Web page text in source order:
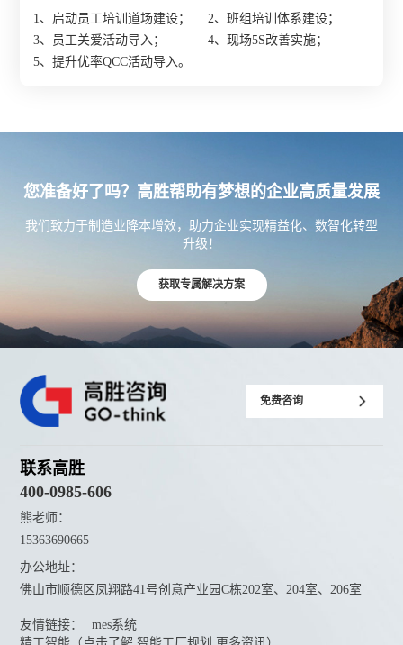
1、启动员工培训道场建设；
2、班组培训体系建设；
3、员工关爱活动导入；
4、现场5S改善实施；
5、提升优率QCC活动导入。
您准备好了吗？高胜帮助有梦想的企业高质量发展
我们致力于制造业降本增效，助力企业实现精益化、数智化转型
升级！
获取专属解决方案
免费咨询
联系高胜
400-0985-606
熊老师：
15363690665
办公地址：
佛山市顺德区凤翔路41号创意产业园C栋202室、204室、206室
友情链接：
mes系统